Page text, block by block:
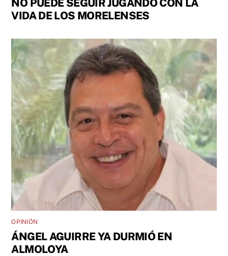
NO PUEDE SEGUIR JUGANDO CON LA
VIDA DE LOS MORELENSES
OPINIÓN
ÁNGEL AGUIRRE YA DURMIÓ EN
ALMOLOYA